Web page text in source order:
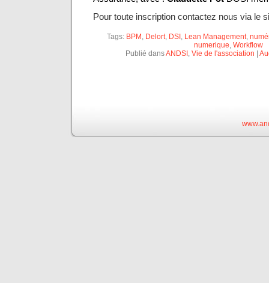
Pour toute inscription contactez nous via le
Tags: BPM , Delort, DSI , Lean Management,
numerique, Workflow
Publié dansANDSI , Vie de l'association